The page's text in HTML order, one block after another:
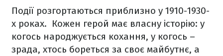
Події розгортаються приблизно у 1910-1930-
х роках. Кожен герой має власну історію: у
когось народжується кохання, у когось –
зрада, хтось бореться за своє майбутнє, а